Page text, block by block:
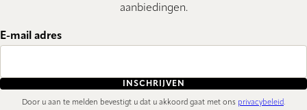
aanbiedingen.
E-mail adres
INSCHRIJVEN
Door u aan te melden bevestigt u dat u akkoord gaat met ons privacybeleid.